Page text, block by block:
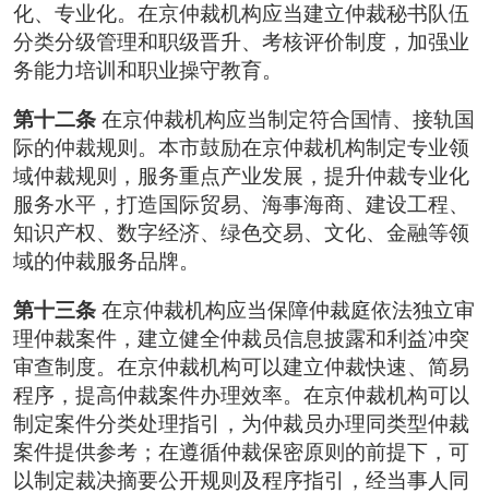
化、专业化。在京仲裁机构应当建立仲裁秘书队伍
分类分级管理和职级晋升、考核评价制度，加强业
务能力培训和职业操守教育。
第十二条 在京仲裁机构应当制定符合国情、接轨国
际的仲裁规则。本市鼓励在京仲裁机构制定专业领
域仲裁规则，服务重点产业发展，提升仲裁专业化
服务水平，打造国际贸易、海事海商、建设工程、
知识产权、数字经济、绿色交易、文化、金融等领
域的仲裁服务品牌。
第十三条在京仲裁机构应当保障仲裁庭依法独立审
理仲裁案件，建立健全仲裁员信息披露和利益冲突
审查制度。在京仲裁机构可以建立仲裁快速、简易
程序，提高仲裁案件办理效率。在京仲裁机构可以
制定案件分类处理指引，为仲裁员办理同类型仲裁
案件提供参考；在遵循仲裁保密原则的前提下，可
以制定裁决摘要公开规则及程序指引，经当事人同